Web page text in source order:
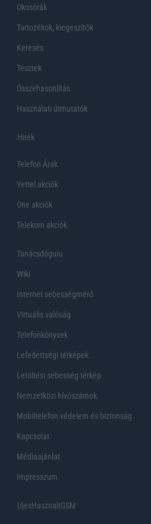
Okosórák
Tartozékok, kiegeszítők
Keresés
Tesztek
Összehasonlítás
Használati útmutatók
Hirek
Telefon Árak
Yettel akciók
One akciók
Telekom akciók
Tanácsdóguru
Wiki
Internet sebességmérő
Virtuális valóság
Telefonkönyvek
Lefedettségi térképek
Letöltési sebesség térkép
Nemzetközi hívószámok
Mobiltelefon védelem és biztonság
Kapcsolat
Médiaajánlat
Impresszum
UjesHasznaltGSM